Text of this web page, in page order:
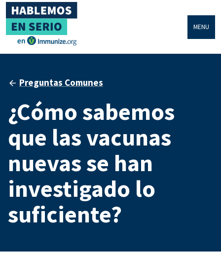
MENU
Preguntas Comunes
¿Cómo sabemos
que las vacunas
nuevas se han
investigado lo
suficiente?